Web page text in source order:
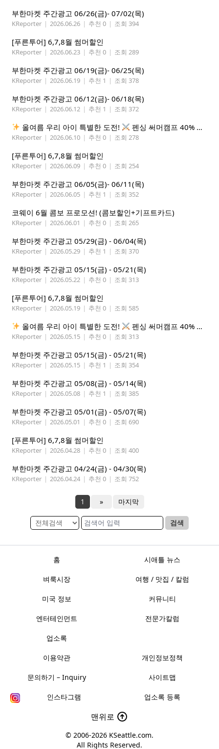
부한마켓 주간광고 06/26(금)- 07/02(목)
KReporter | 2026.06.26 | 추천 0 | 조회 394
[푸른투어] 6,7,8월 썸머할인
KReporter | 2026.06.23 | 추천 0 | 조회 289
부한마켓 주간광고 06/19(금)- 06/25(목)
KReporter | 2026.06.19 | 추천 1 | 조회 378
부한마켓 주간광고 06/12(금)- 06/18(목)
KReporter | 2026.06.12 | 추천 1 | 조회 372
올여름 우리 아이 특별한 도전! 펜싱 써머캠프 40% 선착순 할인
KReporter | 2026.06.10 | 추천 0 | 조회 278
[푸른투어] 6,7,8월 썸머할인
KReporter | 2026.06.09 | 추천 0 | 조회 254
부한마켓 주간광고 06/05(금)- 06/11(목)
KReporter | 2026.06.05 | 추천 1 | 조회 352
코웨이 6월 콤보 프로모션! (콤보할인+기프트카드)
KReporter | 2026.06.01 | 추천 0 | 조회 265
부한마켓 주간광고 05/29(금) - 06/04(목)
KReporter | 2026.05.29 | 추천 1 | 조회 370
부한마켓 주간광고 05/15(금) - 05/21(목)
KReporter | 2026.05.22 | 추천 0 | 조회 313
[푸른투어] 6,7,8월 썸머할인
KReporter | 2026.05.19 | 추천 0 | 조회 585
올여름 우리 아이 특별한 도전! 펜싱 써머캠프 40% 선착순 할인
KReporter | 2026.05.15 | 추천 0 | 조회 313
부한마켓 주간광고 05/15(금) - 05/21(목)
KReporter | 2026.05.15 | 추천 1 | 조회 354
부한마켓 주간광고 05/08(금) - 05/14(목)
KReporter | 2026.05.08 | 추천 1 | 조회 385
부한마켓 주간광고 05/01(금) - 05/07(목)
KReporter | 2026.05.01 | 추천 0 | 조회 690
[푸른투어] 6,7,8월 썸머할인
KReporter | 2026.04.28 | 추천 0 | 조회 400
부한마켓 주간광고 04/24(금) - 04/30(목)
KReporter | 2026.04.24 | 추천 0 | 조회 752
1 » 마지막
검색
홈 시애틀 뉴스
벼룩시장 여행 / 맛집 / 칼럼
미국 정보 커뮤니티
엔터테인먼트 전문가칼럼
업소록
이용약관 개인정보정책
문의하기 – Inquiry 사이트맵
인스타그램 업소록 등록
맨위로
© 2006-2026 KSeattle.com.
All Rights Reserved.